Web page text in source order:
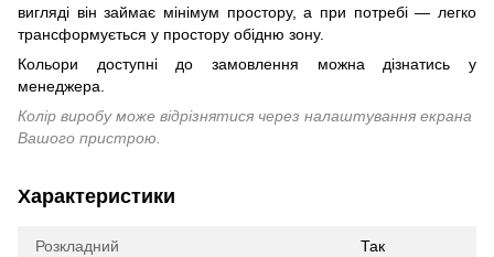
вигляді він займає мінімум простору, а при потребі — легко
трансформується у простору обідню зону.
Кольори доступні до замовлення можна дізнатись у
менеджера.
Колір виробу може відрізнятися через налаштування екрана
Вашого пристрою.
Характеристики
Розкладний Так